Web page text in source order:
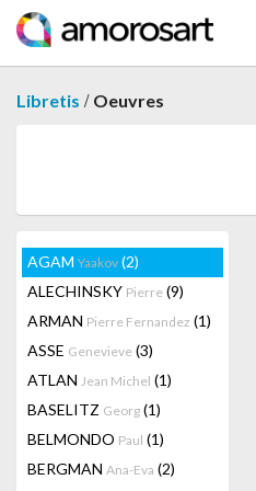
Libretis / Oeuvres
AGAM Yaakov (2)
ALECHINSKY Pierre (9)
ARMAN Pierre Fernandez (1)
ASSE Genevieve (3)
ATLAN Jean Michel (1)
BASELITZ Georg (1)
BELMONDO Paul (1)
BERGMAN Ana-Eva (2)